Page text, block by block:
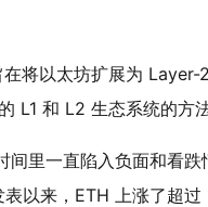
将以太坊扩展为 Layer-2
L1 和 L2 生态系统的方法
里一直陷入负面和看跌
以来，ETH 上涨了超过